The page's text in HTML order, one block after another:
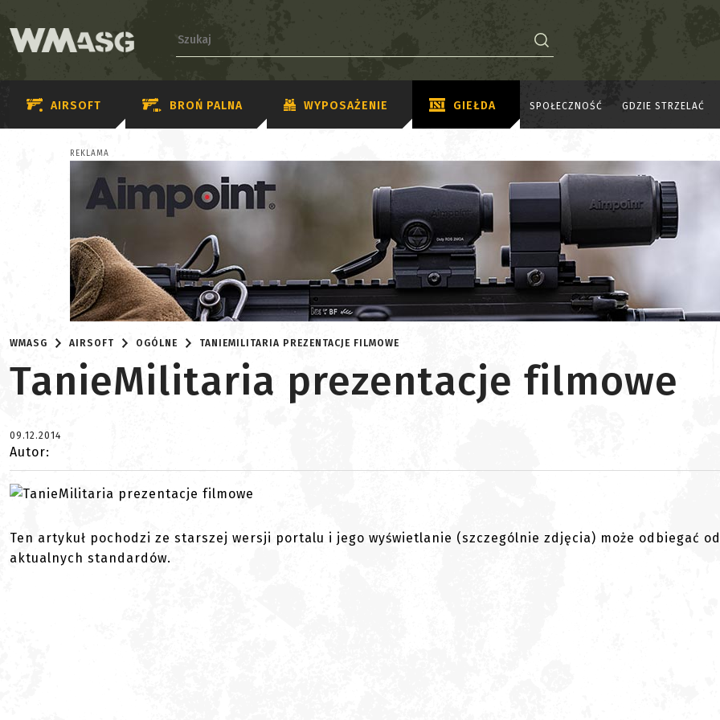
AIRSOFT BROŃ PALNA WYPOSAŻENIE GIEŁDA SPOŁECZNOŚĆ GDZIE STRZELAĆ
REKLAMA
WMASG AIRSOFT OGÓLNE TANIEMILITARIA PREZENTACJE FILMOWE
TanieMilitaria prezentacje filmowe
09.12.2014
Autor:
Ten artykuł pochodzi ze starszej wersji portalu i jego wyświetlanie (szczególnie zdjęcia) może odbiegać od
aktualnych standardów.